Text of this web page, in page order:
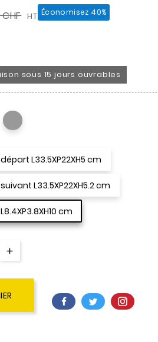
HT Économisez 40%
sous 15 jours ouvrables
L33.5XP22XH5 cm
L33.5XP22XH5.2 cm
cm